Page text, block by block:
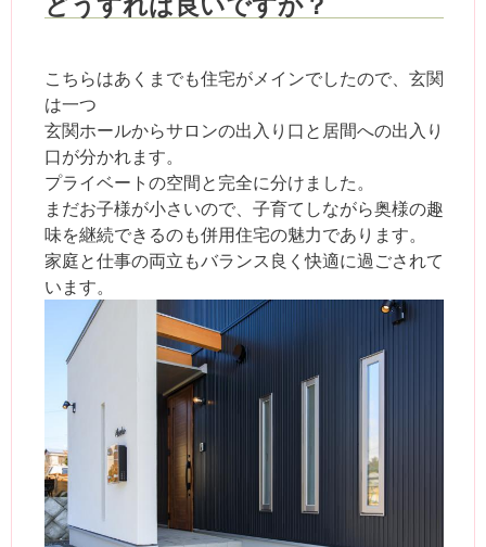
こちらはあくまでも住宅がメインでしたので、玄関
は一つ
玄関ホールからサロンの出入り口と居間への出入り
口が分かれます。
プライベートの空間と完全に分けました。
まだお子様が小さいので、子育てしながら奥様の趣
味を継続できるのも併用住宅の魅力であります。
家庭と仕事の両立もバランス良く快適に過ごされて
います。